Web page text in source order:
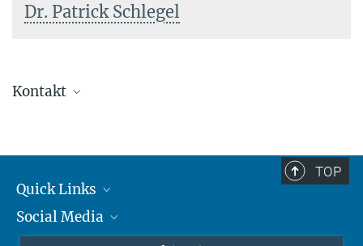
Dr. Patrick Schlegel
Kontakt
TOP
Quick Links
Student*innen/Wissenschaftler*innen
Social Media